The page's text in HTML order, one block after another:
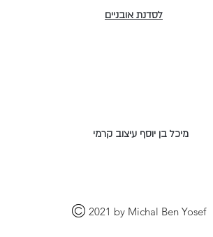
לסדנת אובניים
מיכל בן יוסף עיצוב קרמי
2021 by Michal Ben Yosef